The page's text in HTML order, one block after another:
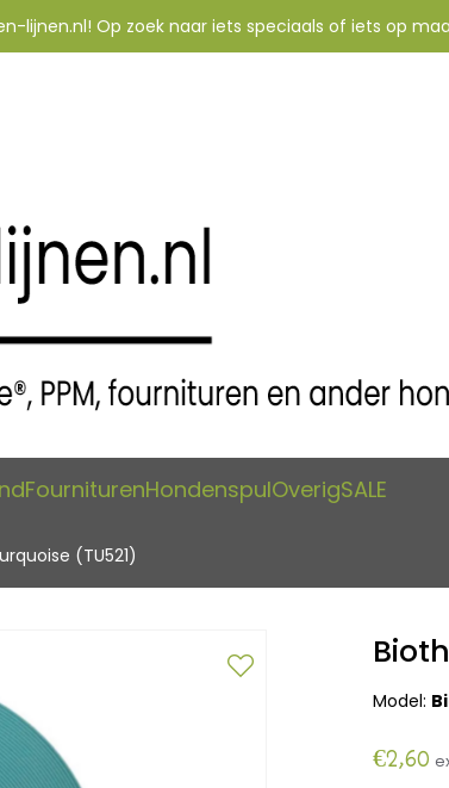
lijnen.nl! Op zoek naar iets speciaals of iets op
FourniturenHondenspulOverigSALE
(TU521)
Model:
€2,60